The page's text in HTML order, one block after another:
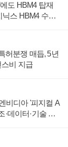
도 HBM4 탑재
닉스 HBM4 수율
허분쟁 매듭, 5년
비 지급
비디아 '피지컬 A
·데이터·기술 결